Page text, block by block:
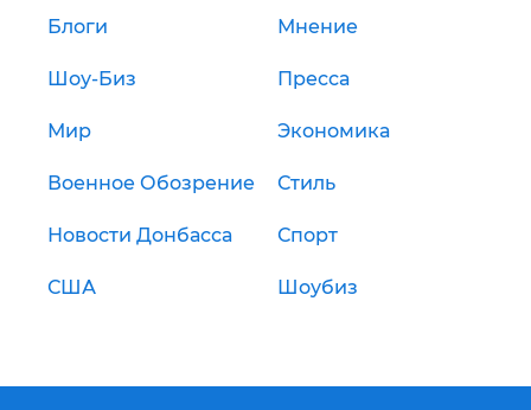
Блоги Мнение
Шоу-Биз Пресса
Мир Экономика
Военное Обозрение Стиль
Новости Донбасса Спорт
США Шоубиз